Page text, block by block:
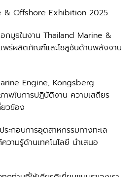
& Offshore Exhibition 2025
กบูธในงาน Thailand Marine &
พร่ผลิตภัณฑ์และโซลูชันด้านพลังงาน
Engine, Kongsberg
พในการปฏิบัติงาน ความเสถียร
วข้อง
ะกอบการอุตสาหกรรมทางทะเล
ามรู้ด้านเทคโนโลยี นำเสนอ